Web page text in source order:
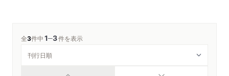
全3件中1─3件を表示